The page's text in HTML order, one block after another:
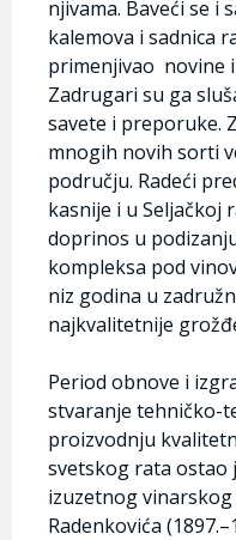
njivama. Baveći se i
kalemova i sadnica
primenjivao novine
Zadrugari su ga
savete i preporuke.
mnogih novih sorti
području. Radeći
kasnije i u Seljačkoj
doprinos u
kompleksa pod
niz godina u
najkvalitetnije
Period obnove i
stvaranje tehničko-
proizvodnju
svetskog rata ostao
izuzetnog
Radenkovića